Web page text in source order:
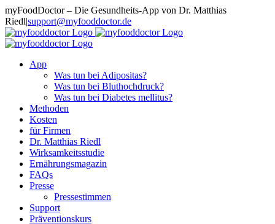
Zum
Inhalt
springen
myFoodDoctor – Die Gesundheits-App von Dr. Matthias
Riedl|support@myfooddoctor.de
E-
Mail
Facebook
Instagram
LinkedIn
App
Was tun bei Adipositas?
Was tun bei Bluthochdruck?
Was tun bei Diabetes mellitus?
Methoden
Kosten
für Firmen
Dr. Matthias Riedl
Wirksamkeitsstudie
Ernährungsmagazin
FAQs
Presse
Pressestimmen
Support
Präventionskurs